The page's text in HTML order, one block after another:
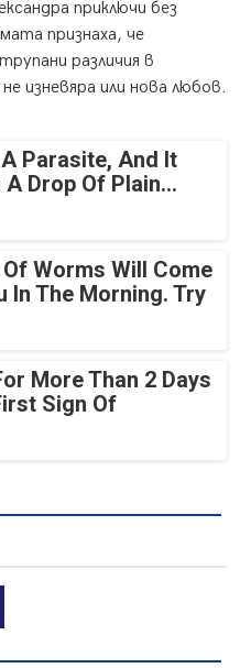
приключи без
признаха, че
различия в
изневяра или нова любов.
Parasite, And It
Drop Of Plain...
Worms Will Come
In The Morning. Try
More Than 2 Days
Sign Of